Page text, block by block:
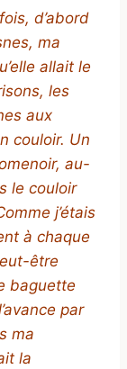
d’abord
ma
allait le
les
aux
couloir. Un
au-
le couloir
j’étais
à chaque
être
baguette
par
ma
la